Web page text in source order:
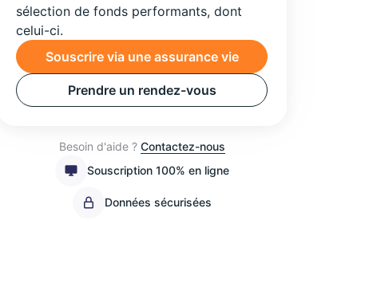
sélection de fonds performants, dont
celui-ci.
Souscrire via une assurance vie
Prendre un rendez-vous
Besoin d'aide ? Contactez-nous
Souscription 100% en ligne
Données sécurisées